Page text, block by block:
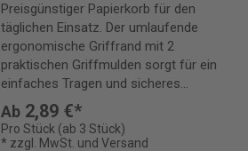
Preisgünstiger Papierkorb für den
täglichen Einsatz. Der umlaufende
ergonomische Griffrand mit 2
praktischen Griffmulden sorgt für ein
einfaches Tragen und sicheres
Anbringen von Müllsäcken. Inhalt: 18
Liter.
Ab 2,89 €*
Pro Stück (ab 3 Stück)
* zzgl. MwSt. und Versand